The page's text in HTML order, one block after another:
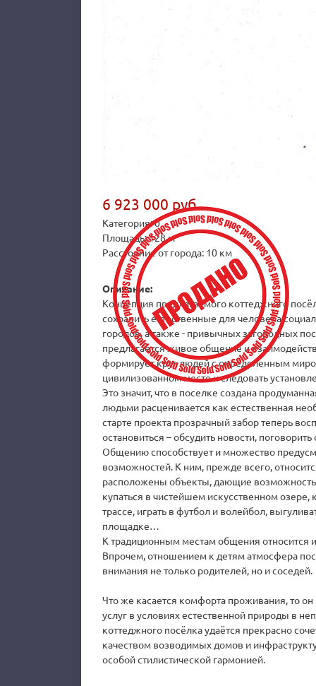
6 923 000 руб.
Категория: 0
Площадь: 128 м²
Расстояние от города: 10 км
Описание:
Концепция предлагаемого коттеджного
сохранить естественные для человека
городов, а также - привычных загородных
предлагается живое общение и
формирует круг людей с определенным
цивилизованном месте и следовать
Это значит, что в поселке создана
людьми расценивается как естественная
старте проекта прозрачный забор теперь
остановиться – обсудить новости,
Общению способствует и множество
возможностей. К ним, прежде всего,
расположены объекты, дающие возможность
купаться в чистейшем искусственном озере,
трассе, играть в футбол и волейбол,
площадке…
К традиционным местам общения относится
Впрочем, отношением к детям атмосфера
внимания не только родителей, но и соседей.
Что же касается комфорта проживания, то
услуг в условиях естественной природы в
коттеджного посёлка удаётся прекрасно
качеством возводимых домов и
особой стилистической гармонией.